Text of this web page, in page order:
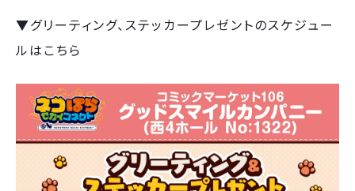
▼グリーティング、ステッカープレゼントのスケジュー
ルはこちら